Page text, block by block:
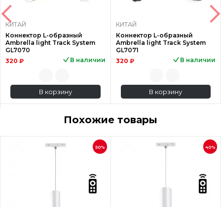
КИТАЙ
Коннектор L-образный
Ambrella light Track System
GL7070
320 ₽
В наличии
В корзину
КИТАЙ
Коннектор L-образный
Ambrella light Track System
GL7071
320 ₽
В наличии
В корзину
Похожие товары
50% 40%